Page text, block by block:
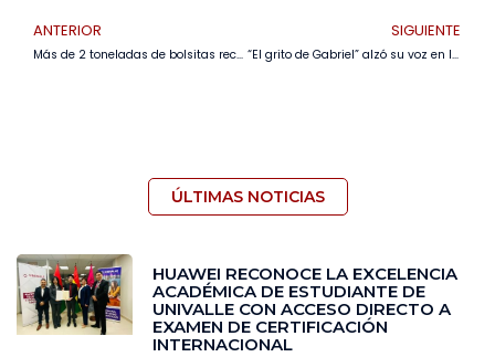
ANTERIOR
Más de 2 toneladas de bolsitas recuperadas impulsan el inicio de “El Viaje de la Bolsa” en Bolivia
SIGUIENTE
“El grito de Gabriel” alzó su voz en la Feria Internacional del Libro de Santa Cruz
ÚLTIMAS NOTICIAS
HUAWEI RECONOCE LA EXCELENCIA
ACADÉMICA DE ESTUDIANTE DE
UNIVALLE CON ACCESO DIRECTO A
EXAMEN DE CERTIFICACIÓN
INTERNACIONAL